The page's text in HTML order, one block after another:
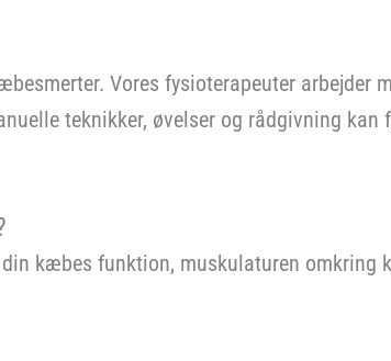
Vores fysioterapeuter arbejder
teknikker, øvelser og rådgivning
kæbes funktion, muskulaturen omkring